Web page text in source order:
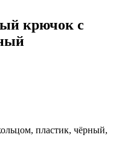
крючок с
пластик, чёрный,